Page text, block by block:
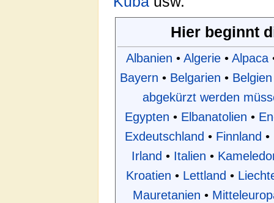
Hier beginnt
Albanien • Algerie • Alpaca
Bayern • Belgarien • Belgien
abgekürzt werden
Egypten • Elbanatolien •
Exdeutschland • Finnland •
Irland • Italien •
Kroatien • Lettland •
Mauretanien •